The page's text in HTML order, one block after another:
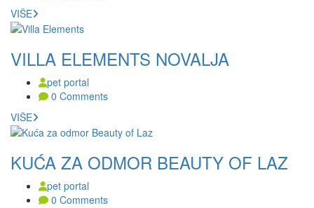
VIŠE
VILLA ELEMENTS NOVALJA
pet portal
0 Comments
VIŠE
KUĆA ZA ODMOR BEAUTY OF LAZ
pet portal
0 Comments